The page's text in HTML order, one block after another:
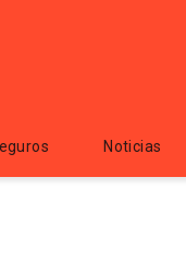
Noticias